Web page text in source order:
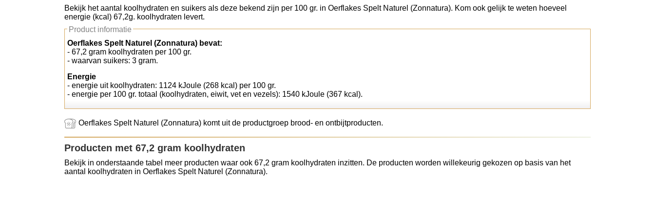
Koolhydraten tellenBekijk het aantal koolhydraten en suikers als deze bekend zijn per 100 gr. in Oerflakes Spelt Naturel (Zonnatura). Kom ook gelijk te weten hoeveel
energie (kcal) 67,2g. koolhydraten levert.
Product informatie
Oerflakes Spelt Naturel (Zonnatura) bevat:
- 67,2 gram koolhydraten per 100 gr.
- waarvan suikers: 3 gram.
Energie
- energie uit koolhydraten: 1124 kJoule (268 kcal) per 100 gr.
- energie per 100 gr. totaal (koolhydraten, eiwit, vet en vezels): 1540 kJoule (367 kcal).
Oerflakes Spelt Naturel (Zonnatura) komt uit de productgroep brood- en ontbijtproducten.
Producten met 67,2 gram koolhydraten
Bekijk in onderstaande tabel meer producten waar ook 67,2 gram koolhydraten inzitten. De producten worden willekeurig gekozen op basis van het
aantal koolhydraten in Oerflakes Spelt Naturel (Zonnatura).